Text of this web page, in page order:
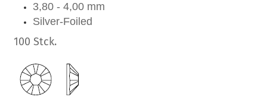
3,80 - 4,00 mm
Silver-Foiled
100 Stck.